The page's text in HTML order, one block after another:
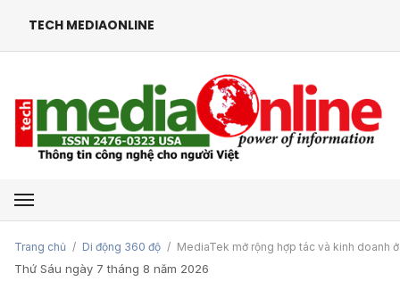
TECH MEDIAONLINE
Mở menu
Trang chủ / Di động 360 độ / MediaTek mở rộng hợp tác và kinh doanh
Thứ Sáu ngày 7 tháng 8 năm 2026